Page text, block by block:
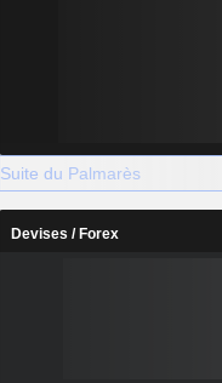
Suite du Palmarès
Devises / Forex